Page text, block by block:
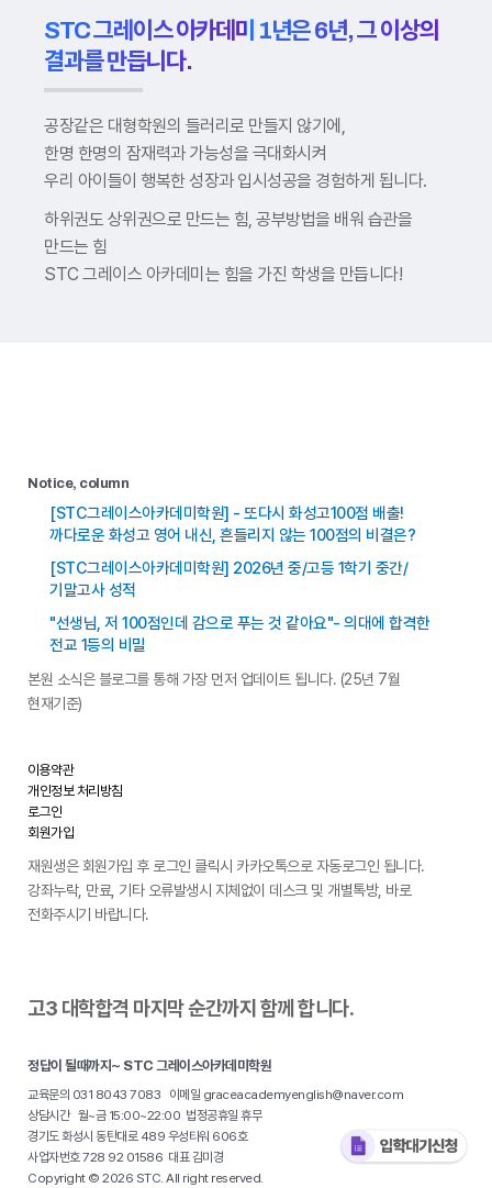
STC 그레이스 아카데미 1년은 6년, 그 이상의
결과를 만듭니다.
공장같은 대형학원의 들러리로 만들지 않기에,
한명 한명의 잠재력과 가능성을 극대화시켜
우리 아이들이 행복한 성장과 입시성공을 경험하게 됩니다.
하위권도 상위권으로 만드는 힘, 공부방법을 배워 습관을
만드는 힘
STC 그레이스 아카데미는 힘을 가진 학생을 만듭니다!
Notice, column
[STC그레이스아카데미학원] - 또다시 화성고100점 배출!
까다로운 화성고 영어 내신, 흔들리지 않는 100점의 비결은?
[STC그레이스아카데미학원] 2026년 중/고등 1학기 중간/
기말고사 성적
"선생님, 저 100점인데 감으로 푸는 것 같아요"- 의대에 합격한
전교 1등의 비밀
본원 소식은 블로그를 통해 가장 먼저 업데이트 됩니다. (25년 7월
현재기준)
이용약관
개인정보 처리방침
로그인
회원가입
재원생은 회원가입 후 로그인 클릭시 카카오톡으로 자동로그인 됩니다.
강좌누락, 만료, 기타 오류발생시 지체없이 데스크 및 개별톡방, 바로
전화주시기 바랍니다.
고3 대학합격 마지막 순간까지 함께 합니다.
정답이 될때까지~ STC 그레이스아카데미학원
교육문의 031 8043 7083 이메일 graceacademyenglish@naver.com
상담시간 월~금 15:00~22:00 법정공휴일 휴무
경기도 화성시 동탄대로 489 우성타워 606호
사업자번호 728 92 01586 대표 김미경
Copyright © 2026 STC. All right reserved.